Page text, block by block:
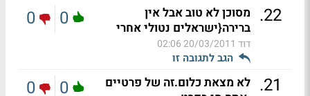
22
. מסוכן לא טוב אבל אין
ברירה{ישראלים נטולי אחרי
דוד 20/03/2011 02:06
הגב לתגובה זו
0
0
21
. לא מצאת כלום.זה של פרטיים
0
0